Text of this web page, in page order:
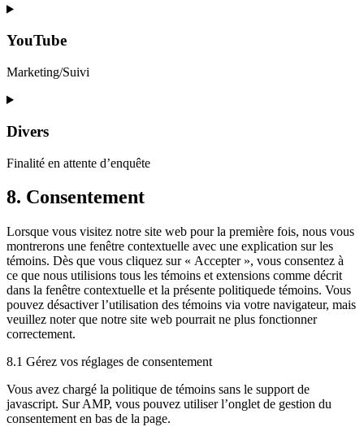
Consent
service
YouTube
Marketing/Suivi
Consent
service
Divers
Finalité en attente d’enquête
Consent
to
divers
8. Consentement
Lorsque vous visitez notre site web pour la première fois, nous vous
montrerons une fenêtre contextuelle avec une explication sur les
témoins. Dès que vous cliquez sur « Accepter », vous consentez à
ce que nous utilisions tous les témoins et extensions comme décrit
dans la fenêtre contextuelle et la présente politiquede témoins. Vous
pouvez désactiver l’utilisation des témoins via votre navigateur, mais
veuillez noter que notre site web pourrait ne plus fonctionner
correctement.
8.1 Gérez vos réglages de consentement
Vous avez chargé la politique de témoins sans le support de
javascript. Sur AMP, vous pouvez utiliser l’onglet de gestion du
consentement en bas de la page.